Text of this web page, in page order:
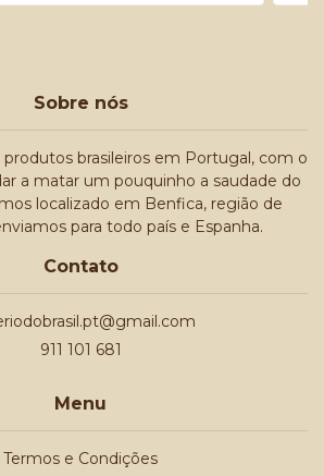
Sobre nós
brasileiros em Portugal, com o
a matar um pouquinho a saudade do
localizado em Benfica, região de
para todo país e Espanha.
Contato
911 101 681
Menu
Termos e Condições